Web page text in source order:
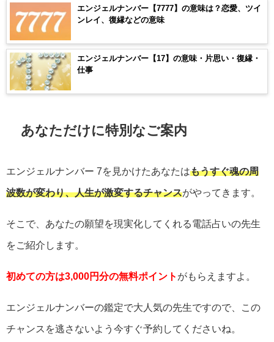
エンジェルナンバー【7777】の意味は？恋愛、ツイ
ンレイ、復縁などの意味
エンジェルナンバー【17】の意味・片思い・復縁・
仕事
あなただけに特別なご案内
エンジェルナンバー 7を見かけたあなたはもうすぐ魂の周
波数が変わり、人生が激変するチャンスがやってきます。
そこで、あなたの願望を現実化してくれる電話占いの先生
をご紹介します。
初めての方は3,000円分の無料ポイント がもらえますよ。
エンジェルナンバーの鑑定で大人気の先生ですので、この
チャンスを逃さないよう今すぐ予約してくださいね。